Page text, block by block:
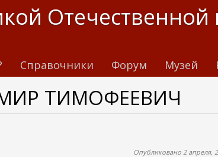
Справочники Форум Музей
ТИМОФЕЕВИЧ
Опубликовано 2 апреля,